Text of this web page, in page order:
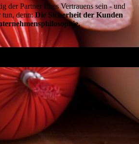
der Partner Ihres Vertrauens sein - und
tun, denn:Die Sicherheit der Kunden